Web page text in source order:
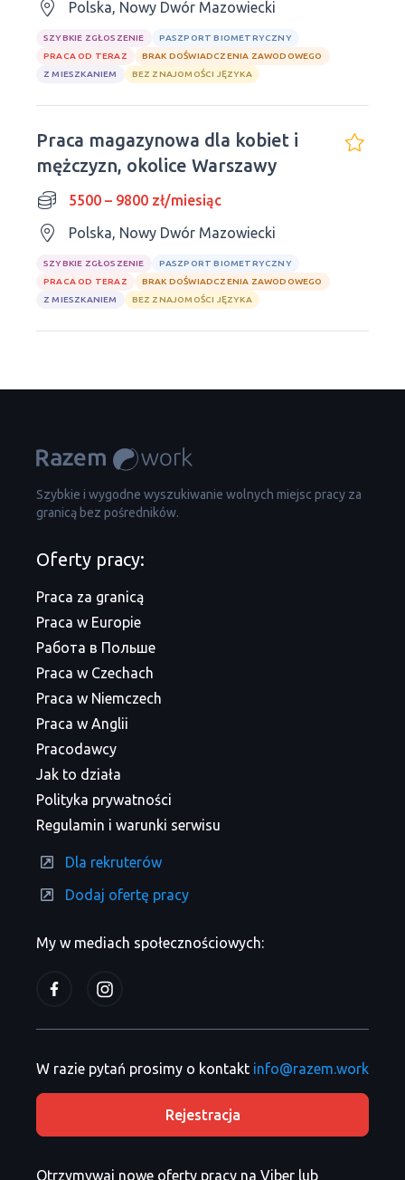
Polska, Nowy Dwór Mazowiecki
SZYBKIE ZGŁOSZENIE
PASZPORT BIOMETRYCZNY
PRACA OD TERAZ
BRAK DOŚWIADCZENIA ZAWODOWEGO
Z MIESZKANIEM
BEZ ZNAJOMOŚCI JĘZYKA
Praca magazynowa dla kobiet i
mężczyzn, okolice Warszawy
5500 – 9800 zł/miesiąc
Polska, Nowy Dwór Mazowiecki
SZYBKIE ZGŁOSZENIE
PASZPORT BIOMETRYCZNY
PRACA OD TERAZ
BRAK DOŚWIADCZENIA ZAWODOWEGO
Z MIESZKANIEM
BEZ ZNAJOMOŚCI JĘZYKA
Szybkie i wygodne wyszukiwanie wolnych miejsc pracy za
granicą bez pośredników.
My w mediach społecznościowych:
Oferty pracy:
Praca za granicą
Praca w Europie
Работа в Польше
Praca w Czechach
Praca w Niemczech
Praca w Anglii
Pracodawcy
Jak to działa
Polityka prywatności
Regulamin i warunki serwisu
Dla rekruterów
Dodaj ofertę pracy
W razie pytań prosimy o kontakt info@razem.work
Rejestracja
Otrzymywaj nowe oferty pracy na Viber lub